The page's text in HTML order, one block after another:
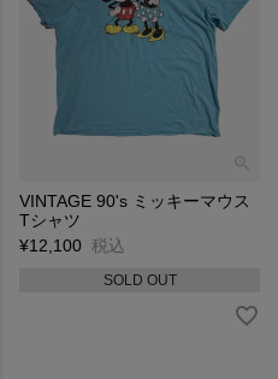
VINTAGE 90's ミッキーマウス
Tシャツ
¥12,100 税込
SOLD OUT